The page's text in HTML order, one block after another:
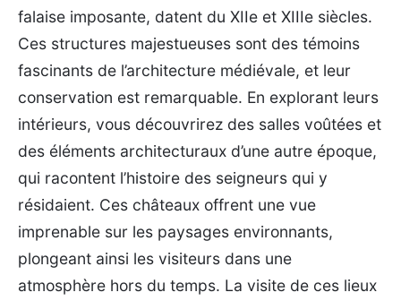
falaise imposante, datent du XIIe et XIIIe siècles.
Ces structures majestueuses sont des témoins
fascinants de l’architecture médiévale, et leur
conservation est remarquable. En explorant leurs
intérieurs, vous découvrirez des salles voûtées et
des éléments architecturaux d’une autre époque,
qui racontent l’histoire des seigneurs qui y
résidaient. Ces châteaux offrent une vue
imprenable sur les paysages environnants,
plongeant ainsi les visiteurs dans une
atmosphère hors du temps. La visite de ces lieux